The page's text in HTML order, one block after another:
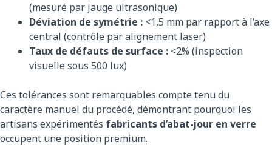
(mesuré par jauge ultrasonique)
Déviation de symétrie : <1,5 mm par rapport à l’axe
central (contrôle par alignement laser)
Taux de défauts de surface : <2% (inspection
visuelle sous 500 lux)
Ces tolérances sont remarquables compte tenu du
caractère manuel du procédé, démontrant pourquoi les
artisans expérimentés fabricants d’abat-jour en verre
occupent une position premium.